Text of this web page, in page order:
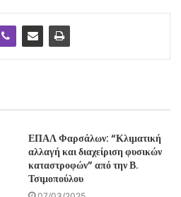
ΕΠΑΛ Φαρσάλων: “Κλιματική
αλλαγή και διαχείριση φυσικών
καταστροφών” από την Β.
Τσιμοπούλου